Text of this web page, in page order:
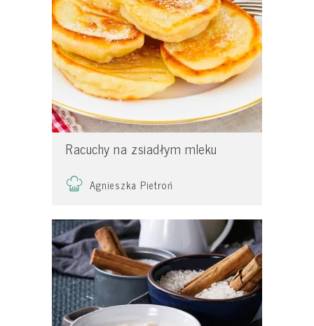
Racuchy na zsiadłym mleku
Agnieszka Pietroń